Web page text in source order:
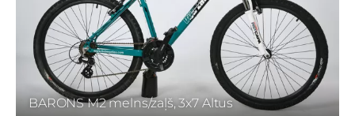
BARONS M2 melns/zaļš, 3x7 Altus